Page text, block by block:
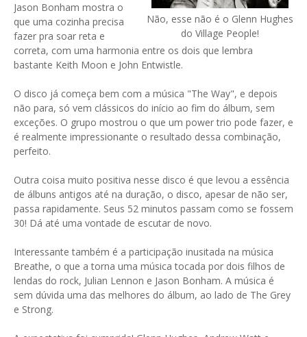
Não, esse não é o Glenn Hughes
do Village People!
Jason Bonham mostra o
que uma cozinha precisa
fazer pra soar reta e
correta, com uma harmonia entre os dois que lembra
bastante Keith Moon e John Entwistle.
O disco já começa bem com a música "The Way", e depois
não para, só vem clássicos do início ao fim do álbum, sem
exceções. O grupo mostrou o que um power trio pode fazer, e
é realmente impressionante o resultado dessa combinação,
perfeito.
Outra coisa muito positiva nesse disco é que levou a essência
de álbuns antigos até na duração, o disco, apesar de não ser,
passa rapidamente. Seus 52 minutos passam como se fossem
30! Dá até uma vontade de escutar de novo.
Interessante também é a participação inusitada na música
Breathe, o que a torna uma música tocada por dois filhos de
lendas do rock, Julian Lennon e Jason Bonham. A música é
sem dúvida uma das melhores do álbum, ao lado de The Grey
e Strong.